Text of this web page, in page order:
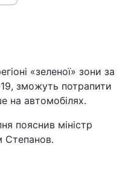
Війна
Світ
«зеленої» зони за
зможуть потрапити
на автомобілях.
пояснив міністр
Степанов.